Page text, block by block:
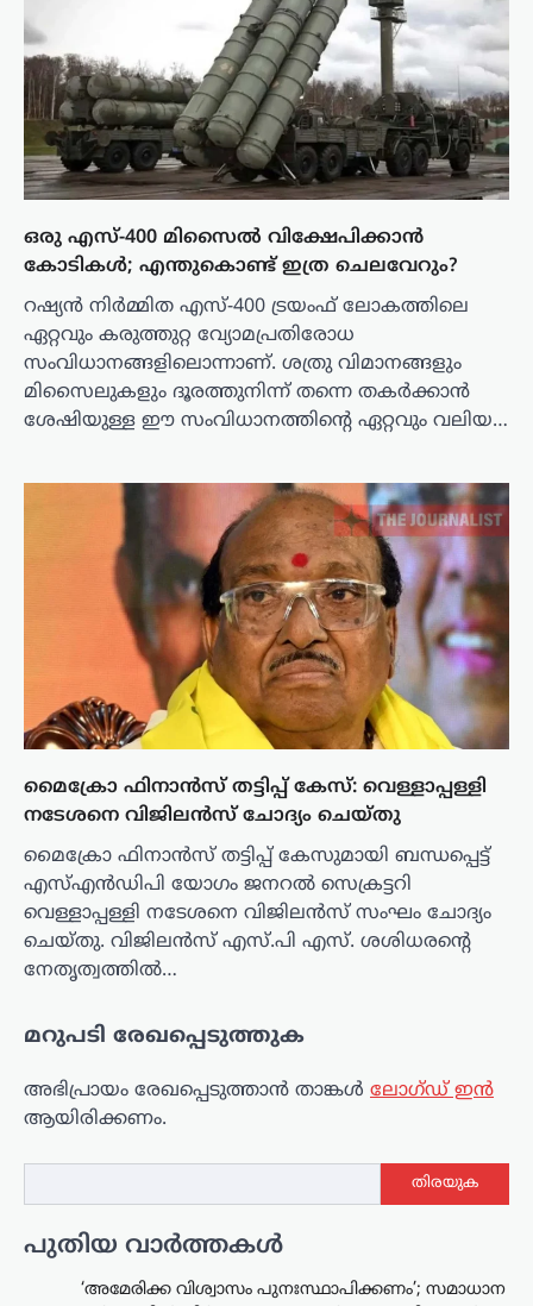
ഒരു എസ്-400 മിസൈൽ വിക്ഷേപിക്കാൻ
കോടികൾ; എന്തുകൊണ്ട് ഇത്ര ചെലവേറും?
റഷ്യൻ നിർമ്മിത എസ്-400 ട്രയംഫ് ലോകത്തിലെ
ഏറ്റവും കരുത്തുറ്റ വ്യോമപ്രതിരോധ
സംവിധാനങ്ങളിലൊന്നാണ്. ശത്രു വിമാനങ്ങളും
മിസൈലുകളും ദൂരത്തുനിന്ന് തന്നെ തകർക്കാൻ
ശേഷിയുള്ള ഈ സംവിധാനത്തിന്റെ ഏറ്റവും വലിയ…
മൈക്രോ ഫിനാൻസ് തട്ടിപ്പ് കേസ്: വെള്ളാപ്പള്ളി
നടേശനെ വിജിലൻസ് ചോദ്യം ചെയ്തു
മൈക്രോ ഫിനാൻസ് തട്ടിപ്പ് കേസുമായി ബന്ധപ്പെട്ട്
എസ്എൻഡിപി യോഗം ജനറൽ സെക്രട്ടറി
വെള്ളാപ്പള്ളി നടേശനെ വിജിലൻസ് സംഘം ചോദ്യം
ചെയ്തു. വിജിലൻസ് എസ്.പി എസ്. ശശിധരന്റെ
നേതൃത്വത്തിൽ…
മറുപടി രേഖപ്പെടുത്തുക
അഭിപ്രായം രേഖപ്പെടുത്താ‍ൻ താങ്കൾ ലോഗ്ഡ് ഇൻ
ആയിരിക്കണം.
തിരയുക
പുതിയ വാർത്തകൾ
‘അമേരിക്ക വിശ്വാസം പുനഃസ്ഥാപിക്കണം’; സമാധാന